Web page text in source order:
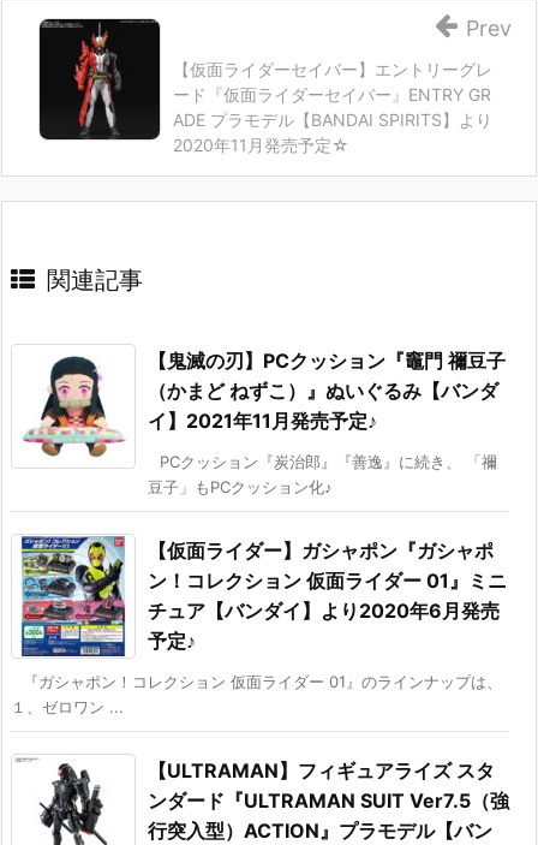
【仮面ライダーセイバー】エントリーグレ
ード『仮面ライダーセイバー』ENTRY GR
ADE プラモデル【BANDAI SPIRITS】より
2020年11月発売予定☆
Prev
関連記事
【鬼滅の刃】PCクッション『竈門 禰豆子
（かまど ねずこ）』ぬいぐるみ【バンダ
イ】2021年11月発売予定♪
PCクッション『炭治郎』『善逸』に続き、 「禰
豆子」もPCクッション化♪
【仮面ライダー】ガシャポン『ガシャポ
ン！コレクション 仮面ライダー 01』ミニ
チュア【バンダイ】より2020年6月発売
予定♪
『ガシャポン！コレクション 仮面ライダー 01』のラインナップは、
１、ゼロワン ...
【ULTRAMAN】フィギュアライズ スタ
ンダード『ULTRAMAN SUIT Ver7.5（強
行突入型）ACTION』プラモデル【バン